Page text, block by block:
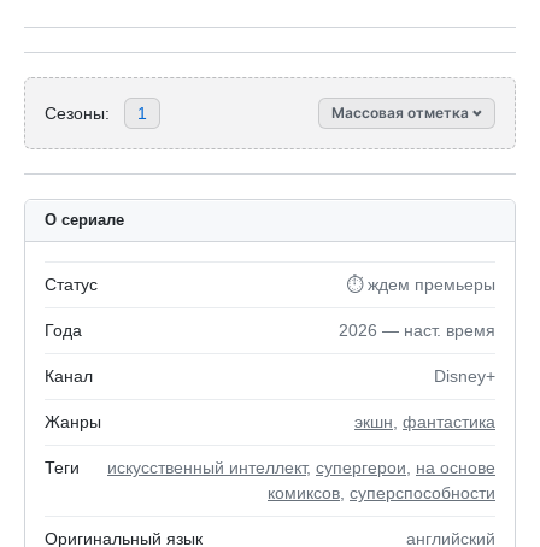
Сезоны: 1 Массовая отметка
О сериале
Статус ⏱ ждем премьеры
Года 2026 — наст. время
Канал Disney+
Жанры экшн фантастика
Теги искусственный интеллект, супергерои
на основе
комиксов суперспособности
Оригинальный язык английский